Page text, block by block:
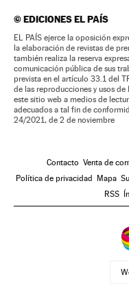
©EDICIONES EL PAÍS
EL PAÍS ejerce la oposición
la elaboración de revistas de
también realiza la reserva
comunicación pública de sus
prevista en el artículo 33.1 del
de las reproducciones y usos
este sitio web a medios de
adecuados a tal fin de
24/2021, de 2 de noviembre
Contacto Venta de
Política de privacidad
Mapa
RSS